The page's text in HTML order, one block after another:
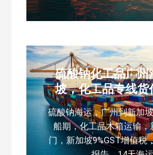
硫酸钠化工品广州
坡，化工品专线货
硫酸钠海运，广州到新加
船期，化工品木箱运输，
门，新加坡9%GST增值税